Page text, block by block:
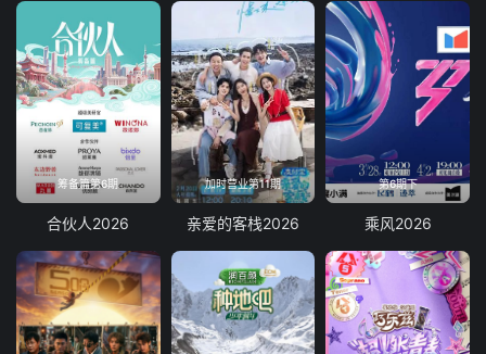
筹备篇第6期
合伙人2026
加时营业第11期
亲爱的客栈2026
第6期下
乘风2026